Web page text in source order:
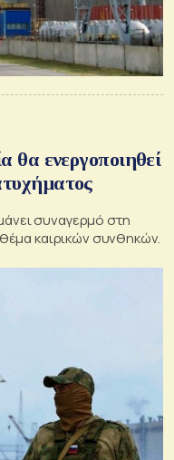
θα ενεργοποιηθεί
συναγερμό στη
θέμα καιρικών συνθηκών.